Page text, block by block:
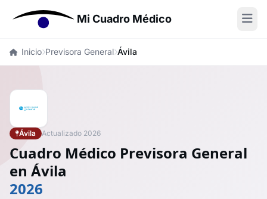
Mi Cuadro Médico
Inicio Previsora General Ávila
Ávila Actualizado 2026
Cuadro Médico Previsora General
en Ávila
2026